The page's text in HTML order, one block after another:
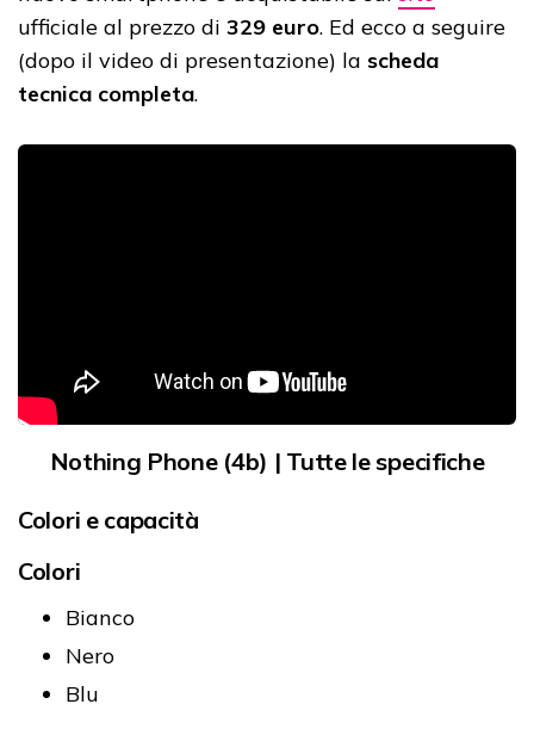
ufficiale al prezzo di 329 euro. Ed ecco a seguire
(dopo il video di presentazione) la scheda
tecnica completa.
Nothing Phone (4b) | Tutte le specifiche
Colori e capacità
Colori
Bianco
Nero
Blu